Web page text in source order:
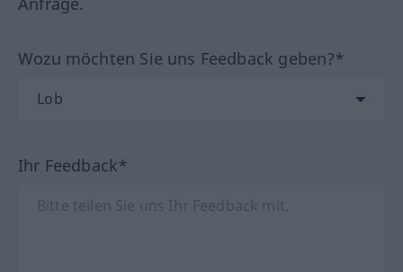
Wozu möchten Sie uns Feedback geben?*
Ihr Feedback*